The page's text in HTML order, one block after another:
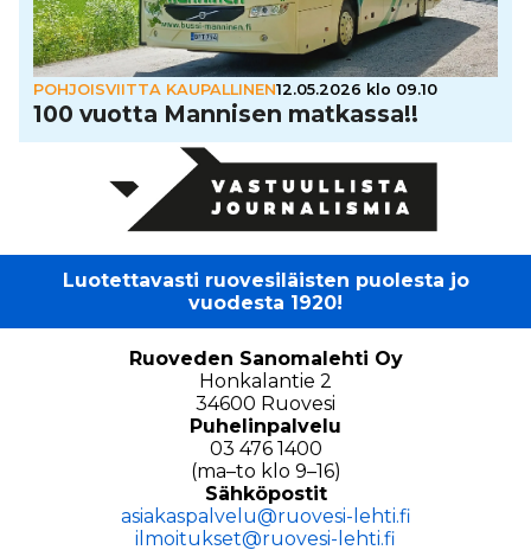
POHJOISVIITTA KAUPALLINEN12.05.2026 klo 09.10
100 vuotta Mannisen matkassa!!
Luotettavasti ruovesiläisten puolesta jo
vuodesta 1920!
Ruoveden Sanomalehti Oy
Honkalantie 2
34600 Ruovesi
Puhelinpalvelu
03 476 1400
(ma–to klo 9–16)
Sähköpostit
asiakaspalvelu@ruovesi-lehti.fi
ilmoitukset@ruovesi-lehti.fi